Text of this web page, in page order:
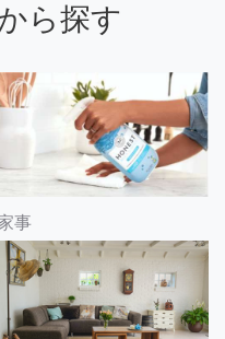
ら探す
事